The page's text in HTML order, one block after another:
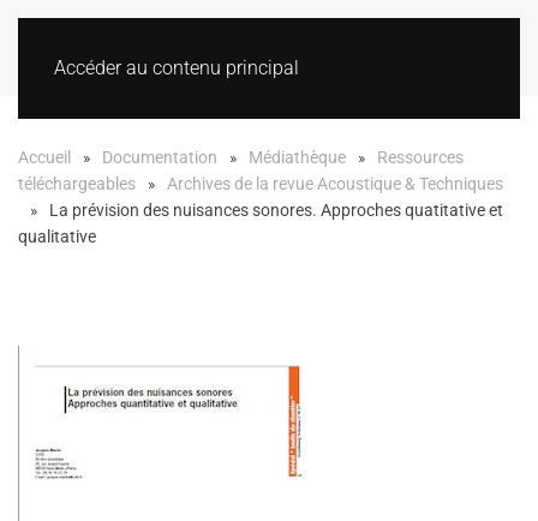
Accéder au contenu principal
Accueil Documentation Médiathèque
Ressources
téléchargeables
Archives de la revue Acoustique & Techniques
La prévision des nuisances sonores. Approches quatitative et
qualitative